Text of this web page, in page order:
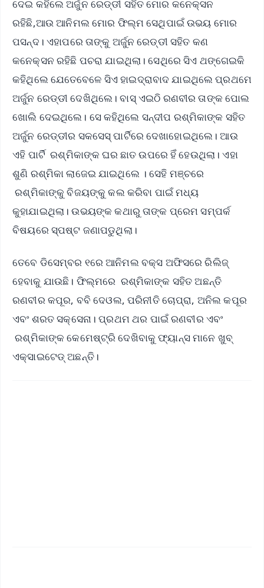
ଦେଇ କହିଲେ ଅର୍ଜୁନ ରେଡ୍ଡୀ ସହିତ ମୋର କନେକ୍ସନ
ରହିଛି,ଆଉ ଆନିମଲ ମୋର ଫିଲ୍ମ ସେଥିପାଇଁ ଉଭୟ ମୋର
ପସନ୍ଦ। ଏହାପରେ ତାଙ୍କୁ ଅର୍ଜୁନ ରେଡ୍ଡୀ ସହିତ କଣ
କନେକ୍ସନ ରହିଛି ପଚରା ଯାଇଥିଲା। ସେଥିରେ ସିଏ ଥଙ୍ଗେଇକି
କହିଥିଲେ ଯେତେବେଳେ ସିଏ ହାଇଦ୍ରାବାଦ ଯାଇଥିଲେ ପ୍ରଥମେ
ଅର୍ଜୁନ ରେଡ୍ଡୀ ଦେଖିଥିଲେ। ବାସ୍ ଏଇଠି ରଣବୀର ତାଙ୍କ ପୋଲ
ଖୋଲି ଦେଇଥିଲେ। ସେ କହିଥିଲେ ସନ୍ଦୀପ ରଶ୍ମିକାଙ୍କ ସହିତ
ଅର୍ଜୁନ ରେଡ୍ଡୀର ସକସେସ୍ ପାର୍ଟିରେ ଦେଖାହୋଇଥିଲେ। ଆଉ
ଏହି ପାର୍ଟି ରଶ୍ମିକାଙ୍କ ଘର ଛାତ ଉପରେ ହିଁ ହେଉଥିଲା। ଏହା
ଶୁଣି ରଶ୍ମିକା ଲାଜେଇ ଯାଇଥିଲେ । ସେହି ମଞ୍ଚରେ
ରଶ୍ମିକାଙ୍କୁ ବିଜୟଙ୍କୁ କଲ କରିବା ପାଇଁ ମଧ୍ୟ
କୁହାଯାଇଥିଲା। ଉଭୟଙ୍କ କଥାରୁ ତାଙ୍କ ପ୍ରେମ ସମ୍ପର୍କ
ବିଷୟରେ ସ୍ପଷ୍ଟ ଜଣାପଡୁଥିଲା।
ତେବେ ଡିସେମ୍ବର ୧ରେ ଆନିମଲ ବକ୍ସ ଅଫିସରେ ରିଲିଜ୍
ହେବାକୁ ଯାଉଛି। ଫିଲ୍ମରେ ରଶ୍ମିକାଙ୍କ ସହିତ ଅଛନ୍ତି
ରଣବୀର କପୂର, ବବି ଦେଓଲ, ପରିନୀତି ଚୋପ୍ରା, ଅନିଲ କପୂର
ଏବଂ ଶରତ ସକ୍ସେନା। ପ୍ରଥମ ଥର ପାଇଁ ରଣବୀର ଏବଂ
ରଶ୍ମିକାଙ୍କ କେମେଷ୍ଟ୍ରି ଦେଖିବାକୁ ଫ୍ୟାନ୍ସ ମାନେ ଖୁବ୍
ଏକ୍ସାଇଟେଡ୍ ଅଛନ୍ତି।